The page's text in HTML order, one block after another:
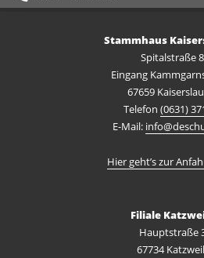
Stammhaus
Spitalstraße
Eingang
67659
Telefon (0631)
E-Mail:
Hier geht’s zur
Filiale
Hauptstraße
67734